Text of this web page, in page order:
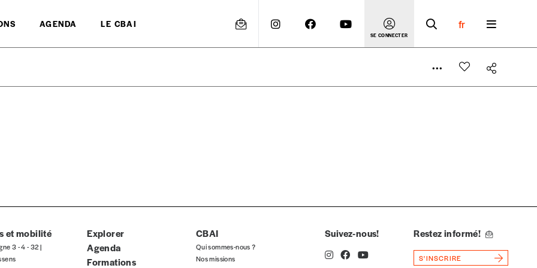
AGENDA LE CBAI
SE CONNECTER
fr
indicatif. De cette manière, vous soutenez le travail de l’équipe de rédaction selon vos moyens et vos motivations.
et mobilité
3 - 4 - 32 |
Explorer
Agenda
Formations
CBAI
Qui sommes-nous ?
Nos missions
Suivez-nous! Restez informé!
S'INSCRIRE